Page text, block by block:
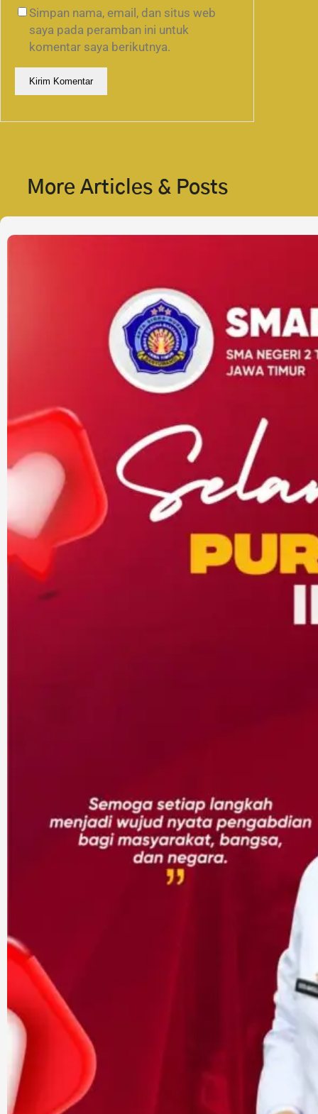
Simpan nama, email, dan situs web
saya pada peramban ini untuk
komentar saya berikutnya.
More Articles & Posts